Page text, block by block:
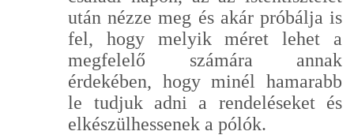
után nézze meg és akár próbálja is
fel, hogy melyik méret lehet a
megfelelő számára annak
érdekében, hogy minél hamarabb
le tudjuk adni a rendeléseket és
elkészülhessenek a pólók.